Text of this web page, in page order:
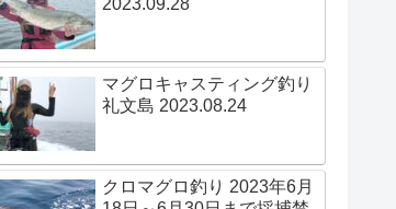
2023.09.28
マグロキャスティング釣り
礼文島 2023.08.24
クロマグロ釣り 2023年6月